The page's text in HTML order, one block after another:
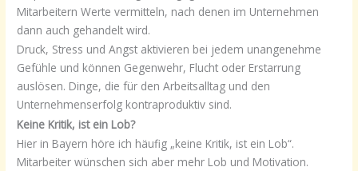
Mitarbeitern Werte vermitteln, nach denen im Unternehmen
dann auch gehandelt wird.
Druck, Stress und Angst aktivieren bei jedem unangenehme
Gefühle und können Gegenwehr, Flucht oder Erstarrung
auslösen. Dinge, die für den Arbeitsalltag und den
Unternehmenserfolg kontraproduktiv sind.
Keine Kritik, ist ein Lob?
Hier in Bayern höre ich häufig „keine Kritik, ist ein Lob“.
Mitarbeiter wünschen sich aber mehr Lob und Motivation.